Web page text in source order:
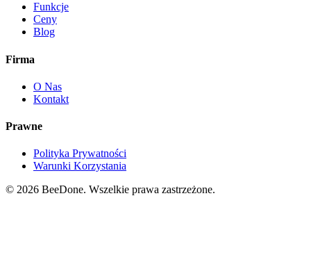
Funkcje
Ceny
Blog
Firma
O Nas
Kontakt
Prawne
Polityka Prywatności
Warunki Korzystania
© 2026 BeeDone. Wszelkie prawa zastrzeżone.